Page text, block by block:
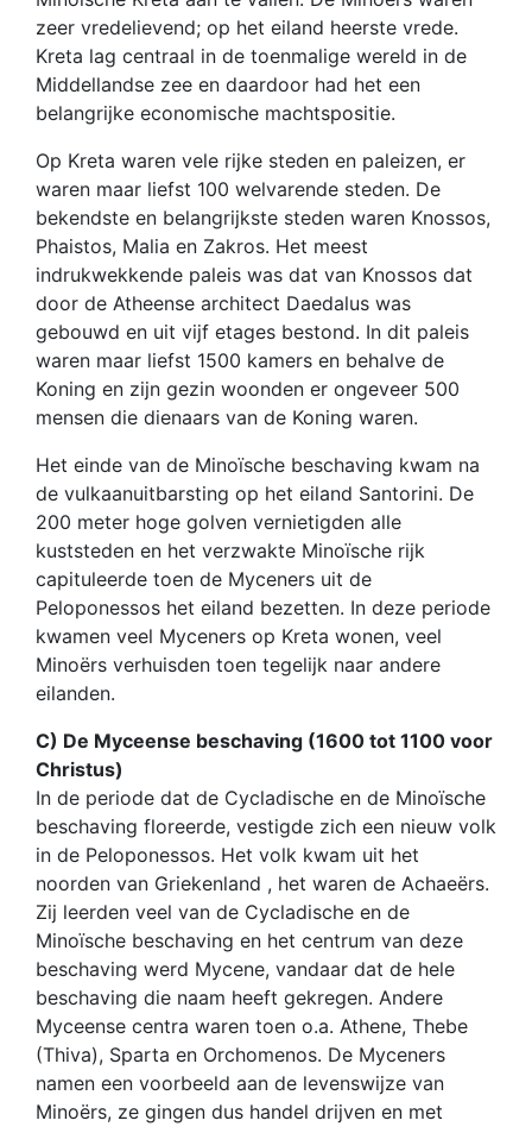
zeer vredelievend; op het eiland heerste vrede.
Kreta lag centraal in de toenmalige wereld in de
Middellandse zee en daardoor had het een
belangrijke economische machtspositie.
Op Kreta waren vele rijke steden en paleizen, er
waren maar liefst 100 welvarende steden. De
bekendste en belangrijkste steden waren Knossos,
Phaistos, Malia en Zakros. Het meest
indrukwekkende paleis was dat van Knossos dat
door de Atheense architect Daedalus was
gebouwd en uit vijf etages bestond. In dit paleis
waren maar liefst 1500 kamers en behalve de
Koning en zijn gezin woonden er ongeveer 500
mensen die dienaars van de Koning waren.
Het einde van de Minoïsche beschaving kwam na
de vulkaanuitbarsting op het eiland Santorini. De
200 meter hoge golven vernietigden alle
kuststeden en het verzwakte Minoïsche rijk
capituleerde toen de Myceners uit de
Peloponessos het eiland bezetten. In deze periode
kwamen veel Myceners op Kreta wonen, veel
Minoërs verhuisden toen tegelijk naar andere
eilanden.
C) De Myceense beschaving (1600 tot 1100 voor
Christus)
In de periode dat de Cycladische en de Minoïsche
beschaving floreerde, vestigde zich een nieuw volk
in de Peloponessos. Het volk kwam uit het
noorden van Griekenland , het waren de Achaeërs.
Zij leerden veel van de Cycladische en de
Minoïsche beschaving en het centrum van deze
beschaving werd Mycene, vandaar dat de hele
beschaving die naam heeft gekregen. Andere
Myceense centra waren toen o.a. Athene, Thebe
(Thiva), Sparta en Orchomenos. De Myceners
namen een voorbeeld aan de levenswijze van
Minoërs, ze gingen dus handel drijven en met